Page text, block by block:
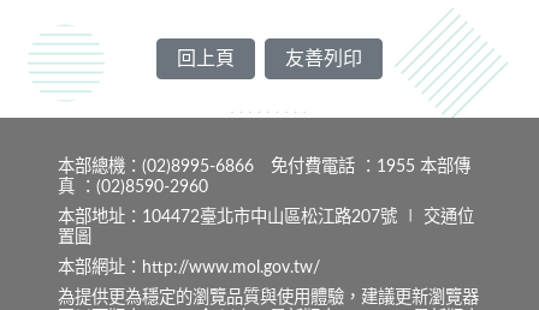
回上頁 友善列印
本部總機：(02)8995-6866 免付費電話 ：1955 本部傳
真 ：(02)8590-2960
本部地址：104472臺北市中山區松江路207號 ∣ 交通位
置圖
本部網址：http://www.mol.gov.tw/
為提供更為穩定的瀏覽品質與使用體驗，建議更新瀏覽器